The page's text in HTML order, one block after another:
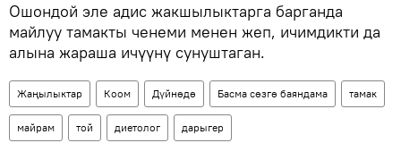
Ошондой эле адис жакшылыктарга барганда
майлуу тамакты ченеми менен жеп, ичимдикти да
алына жараша ичүүнү сунуштаган.
Жаңылыктар Коом Дүйнөдө Басма сөзгө баяндама тамак
майрам той диетолог дарыгер